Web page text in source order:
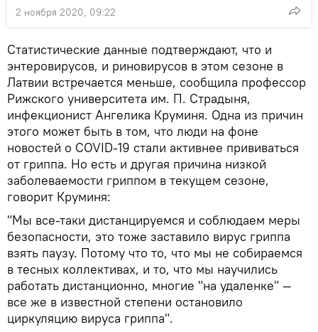
2 ноября 2020, 09:22
Статистические данные подтверждают, что и
энтеровирусов, и риновирусов в этом сезоне в
Латвии встречается меньше, сообщила профессор
Рижского университета им. П. Страдыня,
инфекционист Ангелика Круминя. Одна из причин
этого может быть в том, что люди на фоне
новостей о COVID-19 стали активнее прививаться
от гриппа. Но есть и другая причина низкой
заболеваемости гриппом в текущем сезоне,
говорит Круминя:
"Мы все-таки дистанцируемся и соблюдаем меры
безопасности, это тоже заставило вирус гриппа
взять паузу. Потому что то, что мы не собираемся
в тесных коллективах, и то, что мы научились
работать дистанционно, многие "на удаленке" —
все же в известной степени остановило
циркуляцию вируса гриппа".